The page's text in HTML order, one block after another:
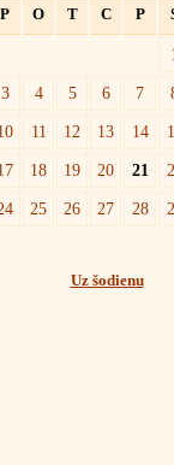
P O T C P
3
4 5 6 7
11 12 13 14
18 19 20 21
25 26 27 28
Uz šodienu